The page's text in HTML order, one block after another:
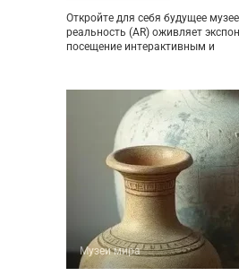
Откройте для себя будущее
реальность (AR) оживляет
посещение интерактивным и
Музеи мира